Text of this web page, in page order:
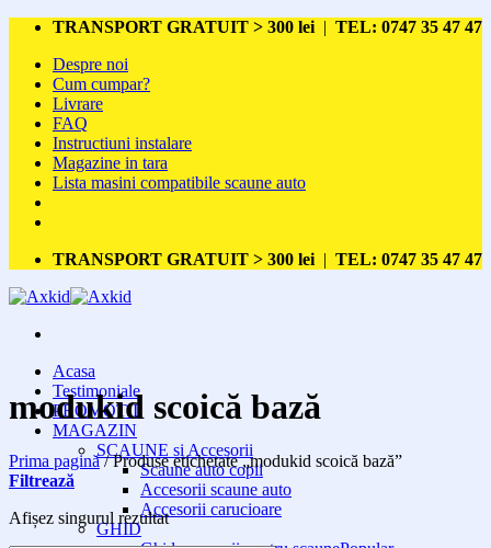
Skip
content
TRANSPORT GRATUIT > 300 lei | TEL: 0747 35 47 47
Despre noi
Cum cumpar?
Livrare
FAQ
Instructiuni instalare
Magazine in tara
Lista masini compatibile scaune auto
TRANSPORT GRATUIT > 300 lei | TEL: 0747 35 47 47
Acasa
Testimoniale
PROMOTII
MAGAZIN
SCAUNE si Accesorii
Scaune auto copii
Accesorii scaune auto
Accesorii carucioare
GHID
modukid scoică bază
Prima pagină /Produse etichetate „modukid scoică bază”
Filtrează
Afișez singurul rezultat